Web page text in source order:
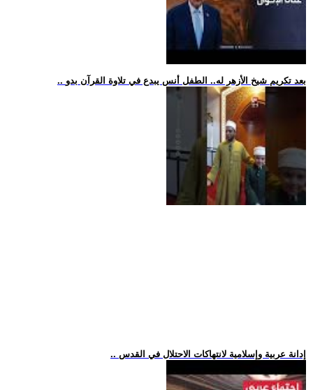
.. بعد تكريم شيخ الأزهر له.. الطفل أنس يبدع في تلاوة القرآن بدو
.. إدانة عربية وإسلامية لانتهاكات الاحتلال في القدس